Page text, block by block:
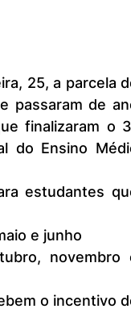
passaram de
finalizaram o
do Ensino
e junho
novembro